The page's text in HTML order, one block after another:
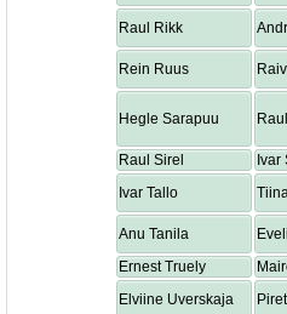
Raul Rikk
Rein Ruus
Hegle Sarapuu
Raul Sirel Ivar
Ivar Tallo
Anu Tanila
Ernest Truely
Elviine Uverskaja